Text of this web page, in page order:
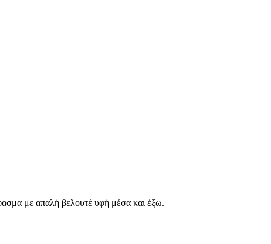
με απαλή βελουτέ υφή μέσα και έξω.